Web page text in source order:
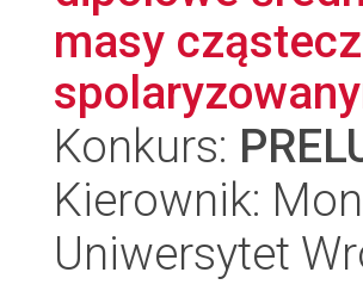
masy
Konkurs:
Kierownik:
Uniwersytet